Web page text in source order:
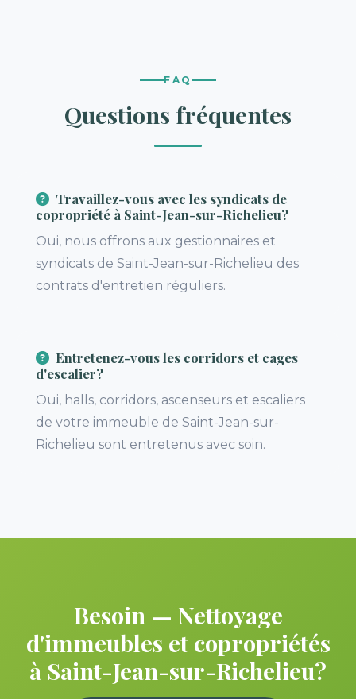
FAQ
Questions fréquentes
Travaillez-vous avec les syndicats de
copropriété à Saint-Jean-sur-Richelieu?
Oui, nous offrons aux gestionnaires et
syndicats de Saint-Jean-sur-Richelieu des
contrats d'entretien réguliers.
Entretenez-vous les corridors et cages
d'escalier?
Oui, halls, corridors, ascenseurs et escaliers
de votre immeuble de Saint-Jean-sur-
Richelieu sont entretenus avec soin.
Besoin — Nettoyage
d'immeubles et copropriétés
à Saint-Jean-sur-Richelieu?